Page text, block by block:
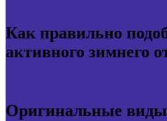
Как правильно
активного зимнего
Оригинальные